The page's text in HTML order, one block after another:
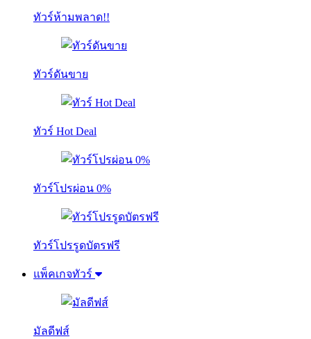
ทัวร์ห้ามพลาด!!
ทัวร์ดันขาย
ทัวร์ Hot Deal
ทัวร์โปรผ่อน 0%
ทัวร์โปรรูดบัตรฟรี
แพ็คเกจทัวร์
มัลดีฟส์